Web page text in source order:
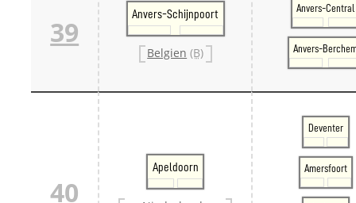
39
Anvers-Schijnpoort
Belgien (B)
Anvers-Central
Anvers-
40
Apeldoorn
Deventer
Amersfoort